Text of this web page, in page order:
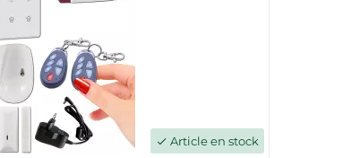
check Article en stock